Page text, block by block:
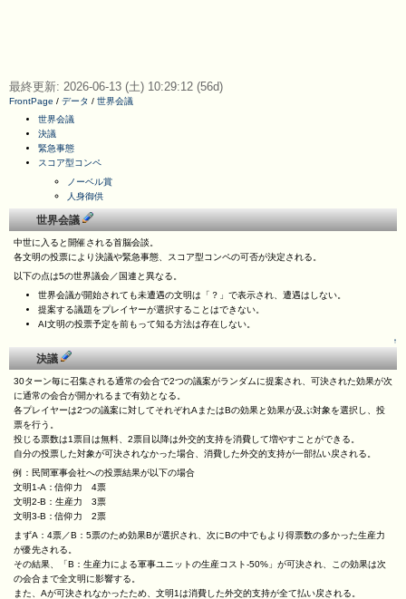
最終更新: 2026-06-13 (土) 10:29:12 (56d)
FrontPage / データ / 世界会議
世界会議
決議
緊急事態
スコア型コンペ
ノーベル賞
人身御供
世界会議
中世に入ると開催される首脳会談。
各文明の投票により決議や緊急事態、スコア型コンペの可否が決定される。
以下の点は5の世界議会／国連と異なる。
世界会議が開始されても未遭遇の文明は「？」で表示され、遭遇はしない。
提案する議題をプレイヤーが選択することはできない。
AI文明の投票予定を前もって知る方法は存在しない。
↑
決議
30ターン毎に召集される通常の会合で2つの議案がランダムに提案され、可決された効果が次
に通常の会合が開かれるまで有効となる。
各プレイヤーは2つの議案に対してそれぞれAまたはBの効果と効果が及ぶ対象を選択し、投
票を行う。
投じる票数は1票目は無料、2票目以降は外交的支持を消費して増やすことができる。
自分の投票した対象が可決されなかった場合、消費した外交的支持が一部払い戻される。
例：民間軍事会社への投票結果が以下の場合
文明1-A：信仰力 4票
文明2-B：生産力 3票
文明3-B：信仰力 2票
まずA：4票／B：5票のため効果Bが選択され、次にBの中でもより得票数の多かった生産力
が優先される。
その結果、「B：生産力による軍事ユニットの生産コスト-50%」が可決され、この効果は次
の会合まで全文明に影響する。
また、Aが可決されなかったため、文明1は消費した外交的支持が全て払い戻される。